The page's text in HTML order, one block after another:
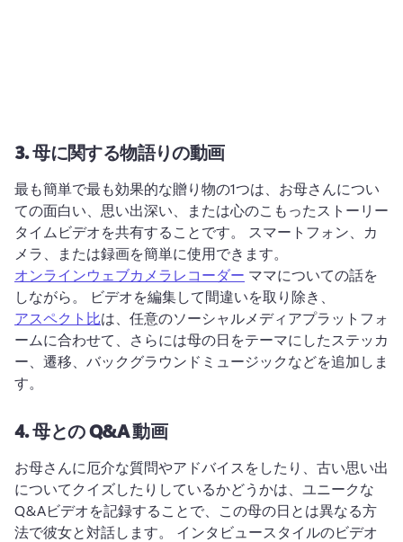
3.母に関する物語りの動画
最も簡単で最も効果的な贈り物の1つは、お母さんについ
ての面白い、思い出深い、または心のこもったストーリー
タイムビデオを共有することです。 スマートフォン、カ
メラ、または録画を簡単に使用できます。
オンラインウェブカメラレコーダー ママについての話を
しながら。
ビデオを編集して間違いを取り除き、
アスペクト比は、任意のソーシャルメディアプラットフォ
ームに合わせて、さらには母の日をテーマにしたステッカ
ー、遷移、バックグラウンドミュージックなどを追加しま
す。
4.母との Q&A 動画
お母さんに厄介な質問やアドバイスをしたり、古い思い出
についてクイズしたりしているかどうかは、ユニークな
Q&Aビデオを記録することで、この母の日とは異なる方
法で彼女と対話します。 インタビュースタイルのビデオ